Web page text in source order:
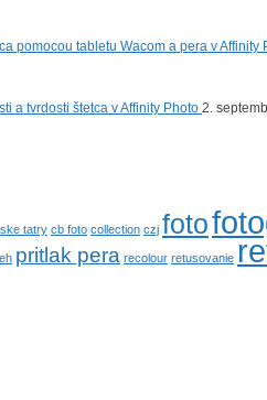
pomocou tabletu Wacom a pera v Affinity
a tvrdosti štetca v Affinity Photo 2.
tatry cb foto collection czj foto
pritlak pera recolour retusovanie